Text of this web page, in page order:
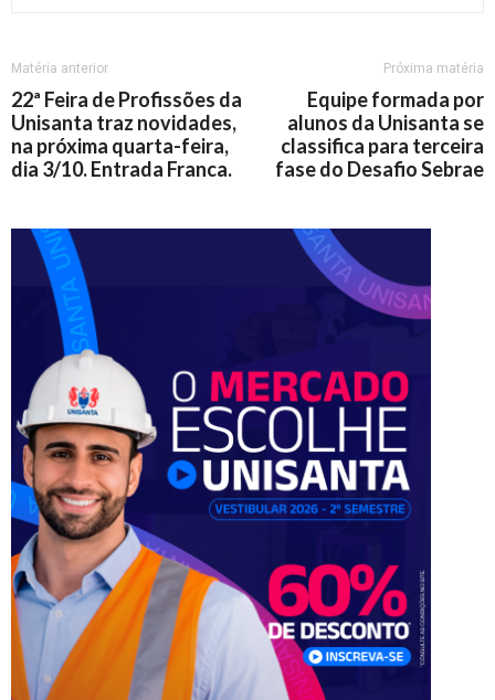
Matéria anterior
22ª Feira de Profissões da
Unisanta traz novidades,
na próxima quarta-feira,
dia 3/10. Entrada Franca.
Próxima matéria
Equipe formada por
alunos da Unisanta se
classifica para terceira
fase do Desafio Sebrae